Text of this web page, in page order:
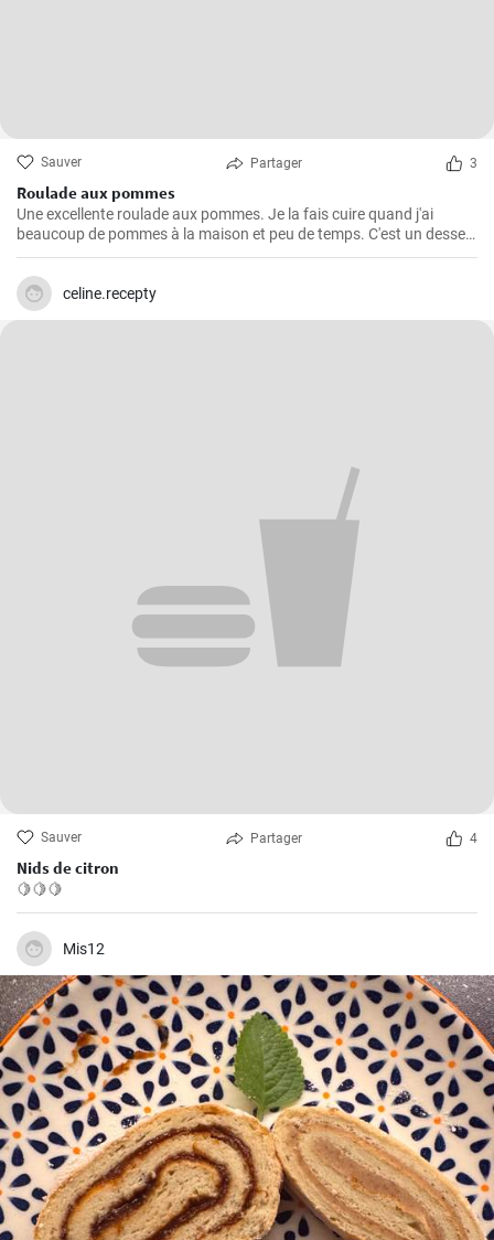
Sauver Partager 3
Roulade aux pommes
Une excellente roulade aux pommes. Je la fais cuire quand j'ai
beaucoup de pommes à la maison et peu de temps. C'est un dessert
rapide et facile qui plait toujours.
celine.recepty
Sauver Partager 4
Nids de citron
🍋🍋🍋
Mis12